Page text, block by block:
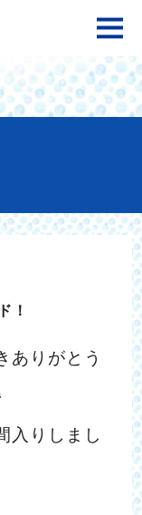
！
ありがとう
入りしまし